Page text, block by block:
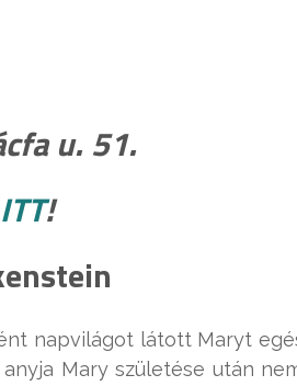
u. 51.
ITT!
napvilágot látott Maryt
Mary születése után